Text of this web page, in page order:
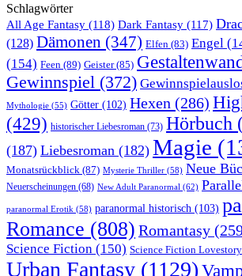
Schlagwörter
All Age Fantasy (118) Dark Fantasy (117)
(128) Dämonen (347) Elfen (83) Engel
(154) Feen (89) Geister(85)
Gewinnspiel (372)
Mythologie (55) Götter (102) Hexen (286)
(429) historischer Liebesroman (73) Hörbuch
(187) Liebesroman (182) Magie
Monatsrückblick (87) Mysterie Thriller (58) Neue
Neuerscheinungen (68) New Adult Paranormal (62)
paranormal Erotik (58) paranormal historisch (103)
Romance (808) Romantasy
Science Fiction (150) Science Fiction Lovestory
Urban Fantasy (1129)